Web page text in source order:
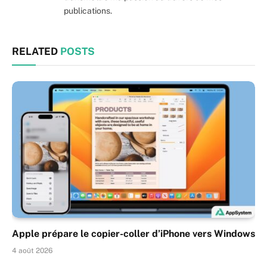
publications.
RELATED POSTS
Apple prépare le copier-coller d’iPhone vers Windows
4 août 2026